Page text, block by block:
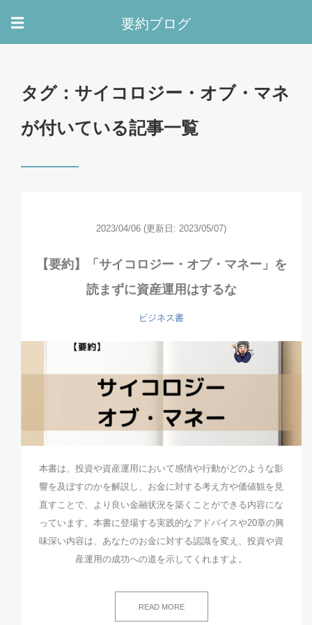
☰ 要約ブログ
タグ：サイコロジー・オブ・マネ
が付いている記事一覧
2023/04/06 (更新日: 2023/05/07)
【要約】「サイコロジー・オブ・マネー」を
読まずに資産運用はするな
ビジネス書
本書は、投資や資産運用において感情や行動がどのような影
響を及ぼすのかを解説し、お金に対する考え方や価値観を見
直すことで、より良い金融状況を築くことができる内容にな
っています。本書に登場する実践的なアドバイスや20章の興
味深い内容は、あなたのお金に対する認識を変え、投資や資
産運用の成功への道を示してくれますよ。
READ MORE